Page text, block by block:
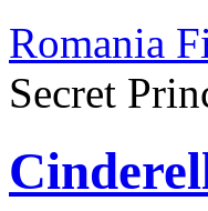
Romania
Secret